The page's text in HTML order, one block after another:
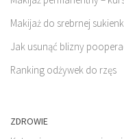
Makijaż do srebrnej
Jak usunąć blizny
Ranking odżywek do rzęs
ZDROWIE